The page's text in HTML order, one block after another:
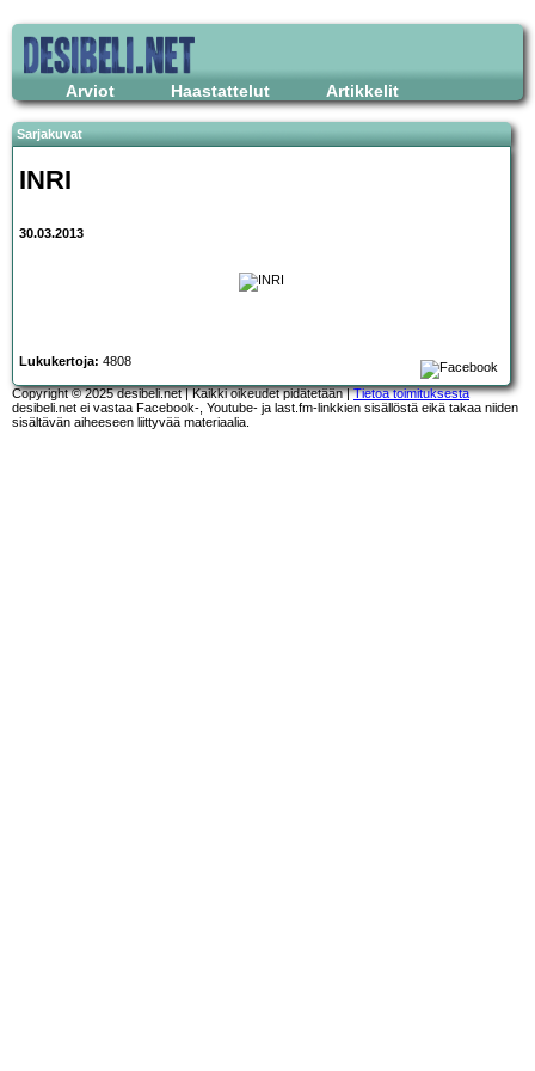
Arviot Haastattelut Artikkelit
Sarjakuvat
INRI
30.03.2013
Lukukertoja: 4808
Copyright © 2025 desibeli.net | Kaikki oikeudet pidätetään |Tietoa toimituksesta
desibeli.net ei vastaa Facebook-, Youtube- ja last.fm-linkkien sisällöstä eikä takaa niiden
sisältävän aiheeseen liittyvää materiaalia.